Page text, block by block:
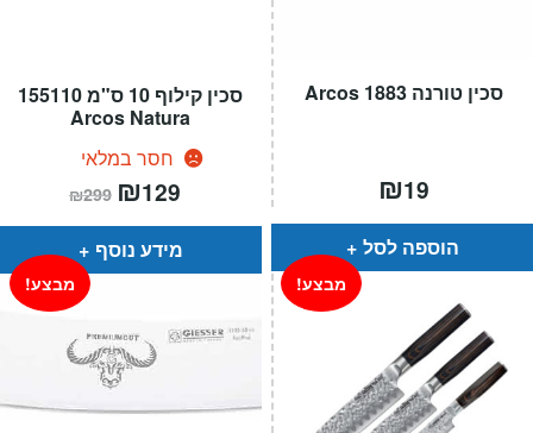
סכין קילוף 10 ס"מ 155110
Arcos Natura
חסר במלאי
₪299 המחיר
המקורי
היה:
₪299.
₪129
הוא:
מידע נוסף
סכין טורנה 1883 Arcos
₪19
הוספה לסל
מבצע! מבצע!